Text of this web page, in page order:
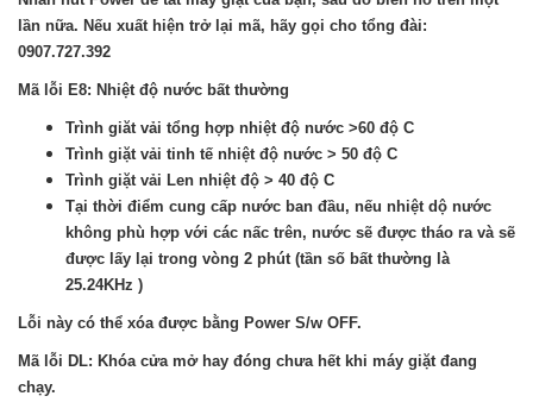
lần nữa. Nếu xuất hiện trở lại mã, hãy gọi cho tổng đài:
0907.727.392
Mã lỗi E8: Nhiệt độ nước bất thường
Trình giăt vải tổng hợp nhiệt độ nước >60 độ C
Trình giặt vải tinh tế nhiệt độ nước > 50 độ C
Trình giặt vải Len nhiệt độ > 40 độ C
Tại thời điểm cung cấp nước ban đầu, nếu nhiệt dộ nước
không phù hợp với các nấc trên, nước sẽ được tháo ra và sẽ
được lấy lại trong vòng 2 phút (tần số bất thường là
25.24KHz )
Lỗi này có thể xóa được bằng Power S/w OFF.
Mã lỗi DL: Khóa cửa mở hay đóng chưa hết khi máy giặt đang
chạy.